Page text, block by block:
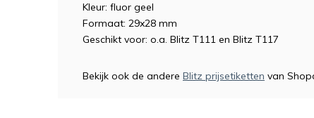
Kleur: fluor geel
Formaat: 29x28 mm
Geschikt voor: o.a. Blitz T111 en Blitz T117
Bekijk ook de andere Blitz prijsetiketten van